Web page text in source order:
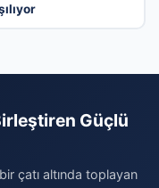
Güçlü
çatı altında toplayan